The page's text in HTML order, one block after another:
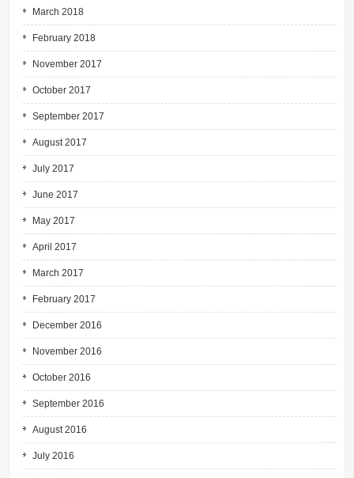
March 2018
February 2018
November 2017
October 2017
September 2017
August 2017
July 2017
June 2017
May 2017
April 2017
March 2017
February 2017
December 2016
November 2016
October 2016
September 2016
August 2016
July 2016